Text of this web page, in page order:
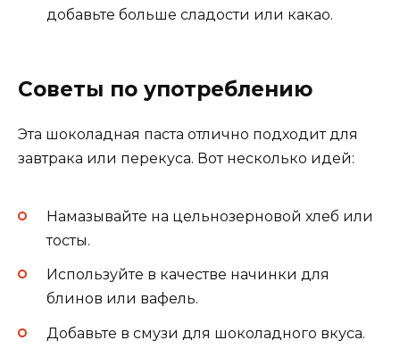
добавьте больше сладости или какао.
Советы по употреблению
Эта шоколадная паста отлично подходит для
завтрака или перекуса. Вот несколько идей:
Намазывайте на цельнозерновой хлеб или
тосты.
Используйте в качестве начинки для
блинов или вафель.
Добавьте в смузи для шоколадного вкуса.